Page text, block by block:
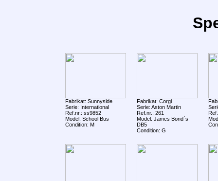
Fabrikat: Sunnyside
Serie: International
Ref.nr.: ss9852
Model: School Bus
Condition: M
Fabrikat: Corgi
Serie: Aston Martin
Ref.nr.: 261
Model: James Bond´s
DB5
Condition: G